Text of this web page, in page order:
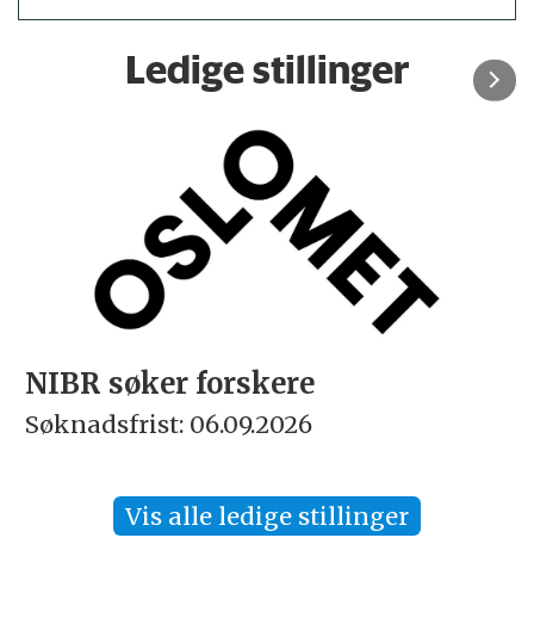
Ledige stillinger
NIBR søker forskere
Søknadsfrist: 06.09.2026
Vis alle ledige stillinger